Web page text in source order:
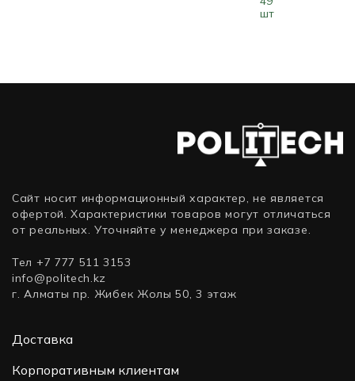
HC550
(классические),
дюйма,
SATA)
шт
Сайт носит информационный характер, не является
офертой. Характеристики товаров могут отличаться
от реальных. Уточняйте у менеджера при заказе.
Тел +7 777 511 3153
info@politech.kz
г. Алматы пр. Жибек Жолы 50, 3 этаж
Доставка
Корпоративным клиентам